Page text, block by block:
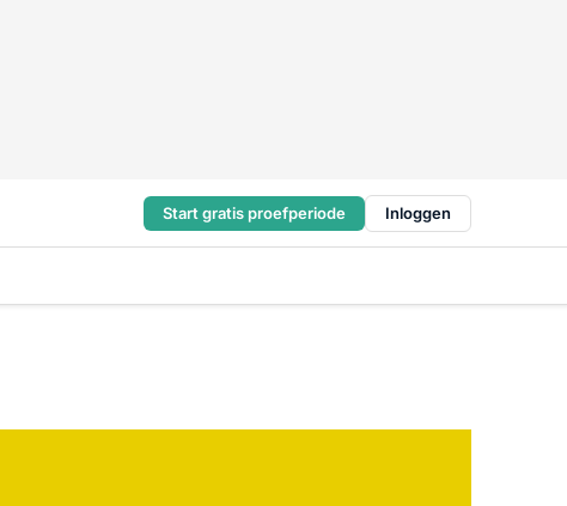
Start gratis proefperiode Inloggen